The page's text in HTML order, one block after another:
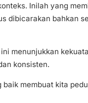
Inilah yang
dibicarakan bahkan
menunjukkan
konsisten.
baik membuat kita